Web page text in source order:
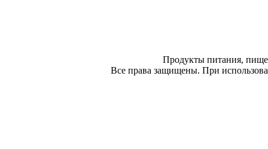
Продукты питания,
Все права защищены. При